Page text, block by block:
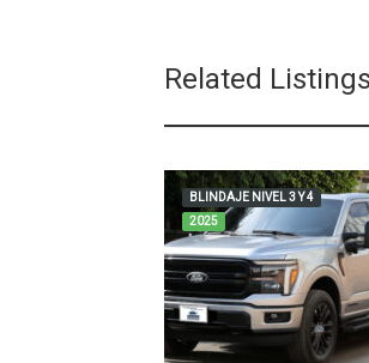
Related Listings
BLINDAJE NIVEL 3 Y 4
2025